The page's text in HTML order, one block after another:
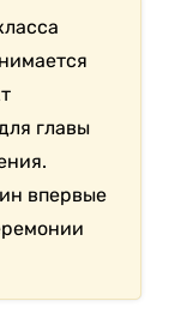
главы
впервые